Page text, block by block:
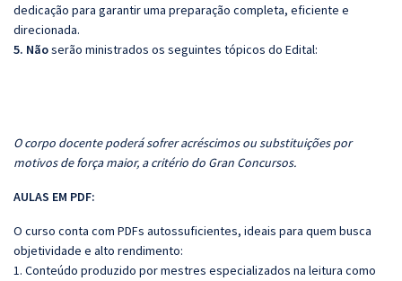
dedicação para garantir uma preparação completa, eficiente e
direcionada.
5. Nãoserão ministrados os seguintes tópicos do Edital:
O corpo docente poderá sofrer acréscimos ou substituições por
motivos de força maior, a critério do Gran Concursos.
AULAS EM PDF:
O curso conta com PDFs autossuficientes, ideais para quem busca
objetividade e alto rendimento:
1. Conteúdo produzido por mestres especializados na leitura como